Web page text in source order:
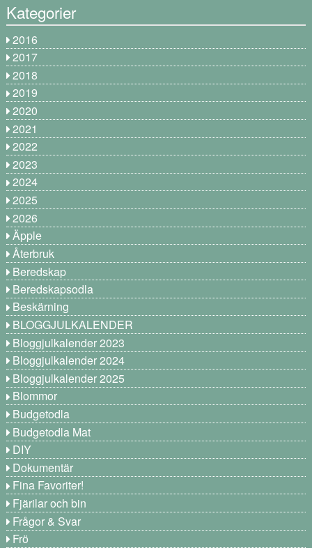
Kategorier
2016
2017
2018
2019
2020
2021
2022
2023
2024
2025
2026
Äpple
Återbruk
Beredskap
Beredskapsodla
Beskärning
BLOGGJULKALENDER
Bloggjulkalender 2023
Bloggjulkalender 2024
Bloggjulkalender 2025
Blommor
Budgetodla
Budgetodla Mat
DIY
Dokumentär
Fina Favoriter!
Fjärilar och bin
Frågor & Svar
Frö